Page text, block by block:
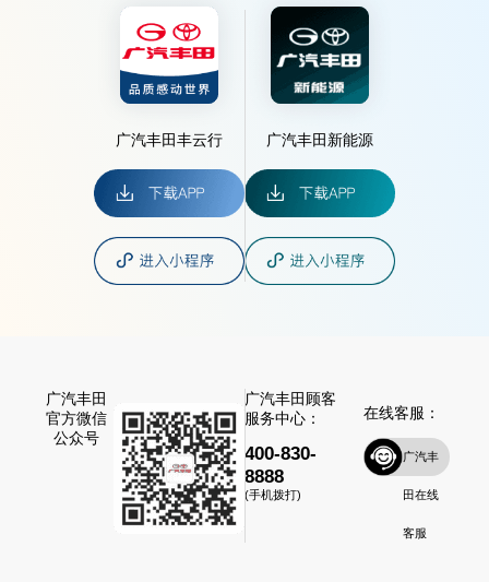
广汽丰田丰云行 广汽丰田新能源
广汽丰田
官方微信
公众号
广汽丰田顾客
服务中心：
400-830-
8888
(手机拨打)
在线客服：
广汽丰
田在线
客服